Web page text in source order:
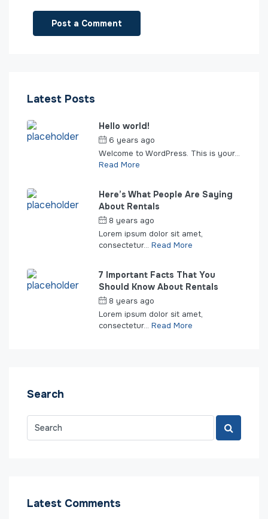
Latest Posts
Hello world!
6 years ago
Welcome to WordPress. This is your...
Read More
Here’s What People Are Saying
About Rentals
8 years ago
Lorem ipsum dolor sit amet,
consectetur... Read More
7 Important Facts That You
Should Know About Rentals
8 years ago
Lorem ipsum dolor sit amet,
consectetur... Read More
Search
Latest Comments